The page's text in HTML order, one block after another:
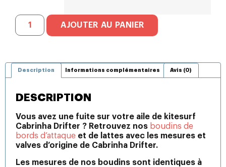
AJOUTER AU PANIER
Description Informations complémentaires Avis (0)
DESCRIPTION
Vous avez une fuite sur votre aile de kitesurf
Cabrinha Drifter ? Retrouvez nos boudins de
bords d’attaque et de lattes avec les mesures et
valves d’origine de Cabrinha Drifter.
Les mesures de nos boudins sont identiques à